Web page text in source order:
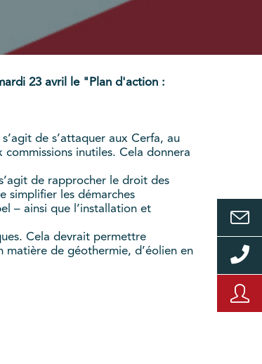
23 avril le "Plan d'action :
de s’attaquer aux Cerfa, au
inutiles. Cela donnera
de rapprocher le droit des
simplifier les démarches
– ainsi que l’installation et
Cela devrait permettre
matière de géothermie, d’éolien en